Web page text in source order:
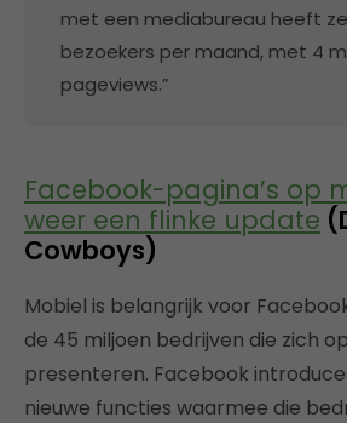
met een mediabureau heeft
bezoekers per maand, met 4
pageviews.”
Facebook-pagina’s op
weer een flinke update
Cowboys)
Mobiel is belangrijk voor
de 45 miljoen bedrijven die zich
presenteren. Facebook
nieuwe functies waarmee die